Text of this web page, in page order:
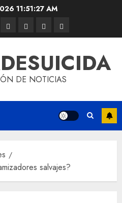
11:51:28 AM
DE NOTICIAS
salvajes?